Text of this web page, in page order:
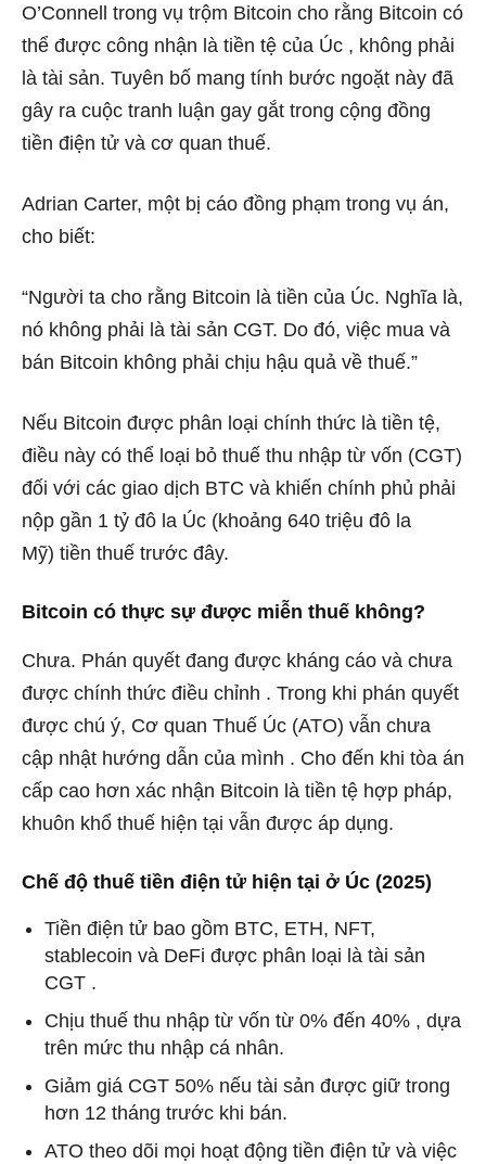
O’Connell trong vụ trộm Bitcoin cho rằng Bitcoin có
thể được công nhận là tiền tệ của Úc , không phải
là tài sản. Tuyên bố mang tính bước ngoặt này đã
gây ra cuộc tranh luận gay gắt trong cộng đồng
tiền điện tử và cơ quan thuế.
Adrian Carter, một bị cáo đồng phạm trong vụ án,
cho biết:
“Người ta cho rằng Bitcoin là tiền của Úc. Nghĩa là,
nó không phải là tài sản CGT. Do đó, việc mua và
bán Bitcoin không phải chịu hậu quả về thuế.”
Nếu Bitcoin được phân loại chính thức là tiền tệ,
điều này có thể loại bỏ thuế thu nhập từ vốn (CGT)
đối với các giao dịch BTC và khiến chính phủ phải
nộp gần 1 tỷ đô la Úc (khoảng 640 triệu đô la
Mỹ) tiền thuế trước đây.
Bitcoin có thực sự được miễn thuế không?
Chưa. Phán quyết đang được kháng cáo và chưa
được chính thức điều chỉnh . Trong khi phán quyết
được chú ý, Cơ quan Thuế Úc (ATO) vẫn chưa
cập nhật hướng dẫn của mình . Cho đến khi tòa án
cấp cao hơn xác nhận Bitcoin là tiền tệ hợp pháp,
khuôn khổ thuế hiện tại vẫn được áp dụng.
Chế độ thuế tiền điện tử hiện tại ở Úc (2025)
Tiền điện tử bao gồm BTC, ETH, NFT,
stablecoin và DeFi được phân loại là tài sản
CGT .
Chịu thuế thu nhập từ vốn từ 0% đến 40% , dựa
trên mức thu nhập cá nhân.
Giảm giá CGT 50% nếu tài sản được giữ trong
hơn 12 tháng trước khi bán.
ATO theo dõi mọi hoạt động tiền điện tử và việc